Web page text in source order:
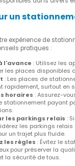
un
expérience de
pratiques :
l'avance : Utilisez les
les places disponibles
: Les places de
rapidement, surtout en
horaires : Assurez-
stationnement payant
les parkings relais :
les parkings relais
un trajet plus fluide.
les règles : Évitez le
pour préserver la
la sécurité de tous.